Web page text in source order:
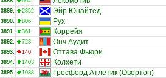
3889. 2852 Эйр Юнайтед
3890. 806 Рух
3891. 361 Коррейя
3892. 723 Онч Аудит
3893. 140 Оттава Фьюри
3894. 1403 Колхети
3895. 1038 Гресфорд Атлетик (Овертон)